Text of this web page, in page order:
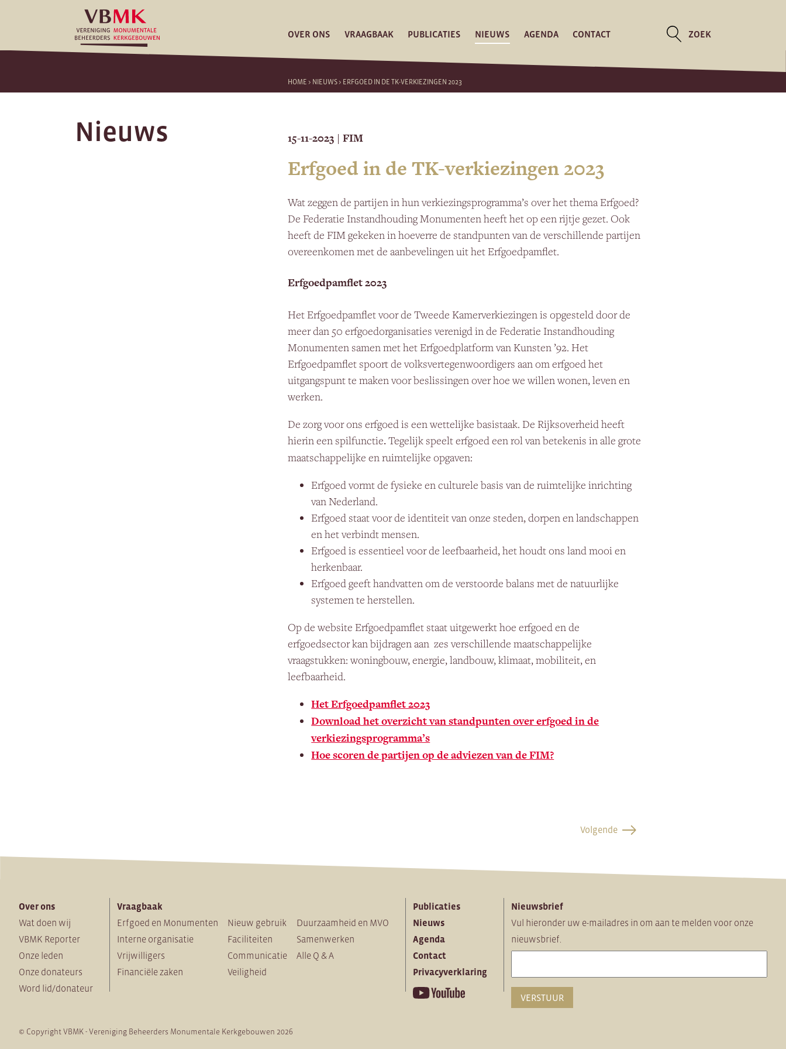
OVER ONS VRAAGBAAK PUBLICATIES NIEUWS AGENDA CONTACT ZOEK
HOME > NIEUWS> ERFGOED IN DE TK-VERKIEZINGEN 2023
Nieuws 15-11-2023 | FIM
Erfgoed in de TK-verkiezingen 2023
Wat zeggen de partijen in hun verkiezingsprogramma’s over het thema Erfgoed?
De Federatie Instandhouding Monumenten heeft het op een rijtje gezet. Ook
heeft de FIM gekeken in hoeverre de standpunten van de verschillende partijen
overeenkomen met de aanbevelingen uit het Erfgoedpamflet.
Erfgoedpamflet 2023
Het Erfgoedpamflet voor de Tweede Kamerverkiezingen is opgesteld door de
meer dan 50 erfgoedorganisaties verenigd in de Federatie Instandhouding
Monumenten samen met het Erfgoedplatform van Kunsten ’92. Het
Erfgoedpamflet spoort de volksvertegenwoordigers aan om erfgoed het
uitgangspunt te maken voor beslissingen over hoe we willen wonen, leven en
werken.
De zorg voor ons erfgoed is een wettelijke basistaak. De Rijksoverheid heeft
hierin een spilfunctie.Tegelijk speelt erfgoed een rol van betekenis in alle grote
maatschappelijke en ruimtelijke opgaven:
Erfgoed vormt de fysieke en culturele basis van de ruimtelijke inrichting
van Nederland.
Erfgoed staat voor de identiteit van onze steden, dorpen en landschappen
en het verbindt mensen.
Erfgoed is essentieel voor de leefbaarheid, het houdt ons land mooi en
herkenbaar.
Erfgoed geeft handvatten om de verstoorde balans met de natuurlijke
systemen te herstellen.
Op de website Erfgoedpamflet staat uitgewerkt hoe erfgoed en de
erfgoedsector kan bijdragen aan zes verschillende maatschappelijke
vraagstukken: woningbouw, energie, landbouw, klimaat, mobiliteit, en
leefbaarheid.
Het Erfgoedpamflet 2023
Download het overzicht van standpunten over erfgoed in de
verkiezingsprogramma’s
Hoe scoren de partijen op de adviezen van de FIM?
Volgende
Over ons
Wat doen wij
VBMK Reporter
Onze leden
Onze donateurs
Word lid/donateur
Vraagbaak
Erfgoed en Monumenten
Interne organisatie
Vrijwilligers
Financiële zaken
Nieuw gebruik
Faciliteiten
Communicatie
Veiligheid
Duurzaamheid en MVO
Samenwerken
Alle Q & A
Publicaties
Nieuws
Agenda
Contact
Privacyverklaring
Nieuwsbrief
Vul hieronder uw e-mailadres in om aan te melden voor onze
nieuwsbrief.
VERSTUUR
© Copyright VBMK - Vereniging Beheerders Monumentale Kerkgebouwen 2026